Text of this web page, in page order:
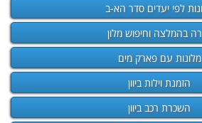
לפי יעדים סדר הא-ב
בהמלצה וחיפוש מלון
מלונות עם פארק מים
הזמנת וילות ביוון
השכרת רכב ביוון